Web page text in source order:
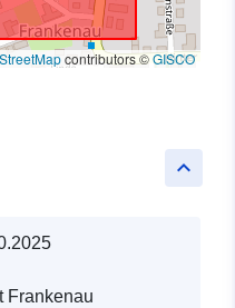
contributors ©GISCO
keyboard_arrow_up
Frankenau